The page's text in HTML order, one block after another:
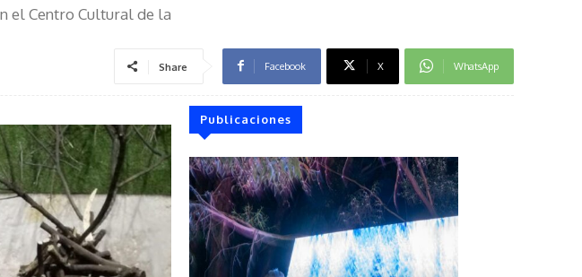
el Centro Cultural de la
Share Facebook X WhatsApp
Publicaciones